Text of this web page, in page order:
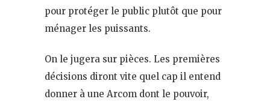
pour protéger le public plutôt que pour
ménager les puissants.
On le jugera sur pièces. Les premières
décisions diront vite quel cap il entend
donner à une Arcom dont le pouvoir,